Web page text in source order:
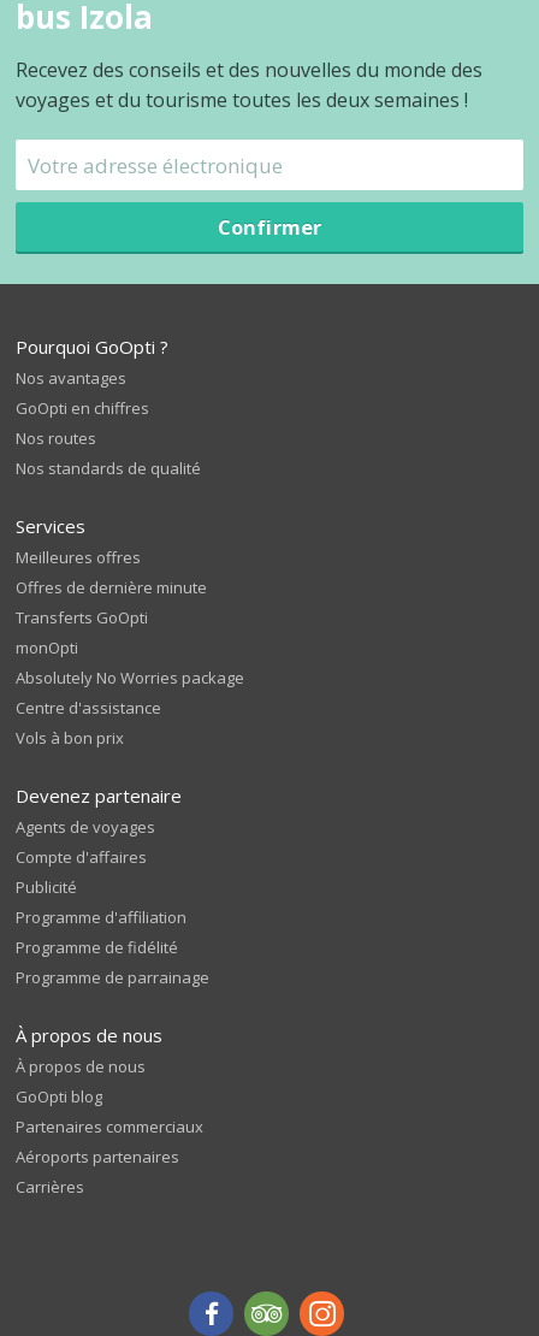
bus Izola
Recevez des conseils et des nouvelles du monde des
voyages et du tourisme toutes les deux semaines !
Confirmer
Pourquoi GoOpti ?
Nos avantages
GoOpti en chiffres
Nos routes
Nos standards de qualité
Services
Meilleures offres
Offres de dernière minute
Transferts GoOpti
monOpti
Absolutely No Worries package
Centre d'assistance
Vols à bon prix
Devenez partenaire
Agents de voyages
Compte d'affaires
Publicité
Programme d'affiliation
Programme de fidélité
Programme de parrainage
À propos de nous
À propos de nous
GoOpti blog
Partenaires commerciaux
Aéroports partenaires
Carrières